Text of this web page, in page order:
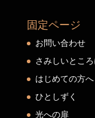
固定ページ
お問い合わせ
さみしいところ
はじめての方へ
ひとしずく
光への扉